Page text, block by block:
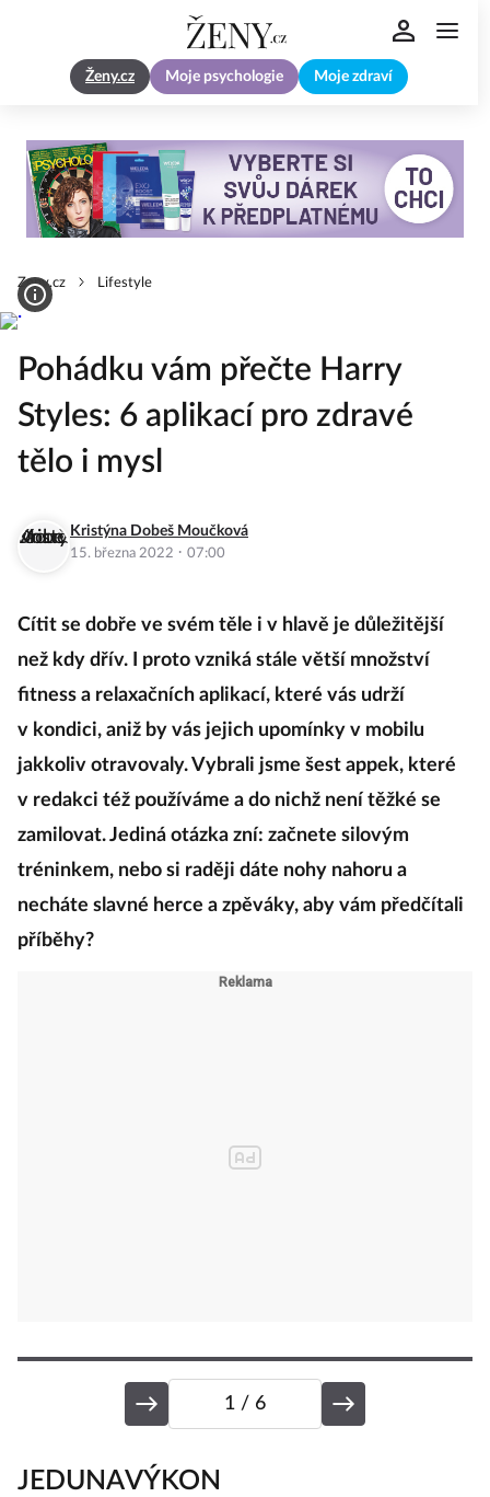
Ženy.cz Moje psychologie Moje zdraví
Zeny.cz Lifestyle
Pohádku vám přečte Harry
Styles: 6 aplikací pro zdravé
tělo i mysl
Kristýna Dobeš Moučková
15. března 2022 · 07:00
Cítit se dobře ve svém těle i v hlavě je důležitější
než kdy dřív. I proto vzniká stále větší množství
fitness a relaxačních aplikací, které vás udrží
v kondici, aniž by vás jejich upomínky v mobilu
jakkoliv otravovaly. Vybrali jsme šest appek, které
v redakci též používáme a do nichž není těžké se
zamilovat. Jediná otázka zní: začnete silovým
tréninkem, nebo si raději dáte nohy nahoru a
necháte slavné herce a zpěváky, aby vám předčítali
příběhy?
1 / 6
JEDUNAVÝKON